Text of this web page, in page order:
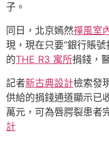
子。
同日，北京嫣然禪風室
現，現在只要“銀行賬
的THE R3 寓所捐錢，
記者新古典設計檢索發
供給的捐錢通道顯示已
萬元，可為唇腭裂患者
計